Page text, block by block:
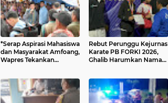
*Serap Aspirasi Mahasiswa
dan Masyarakat Amfoang,
Wapres Tekankan
NTT*
Rebut Perunggu Kejurnas
Karate PB FORKI 2026,
Ghalib Harumkan Nama